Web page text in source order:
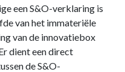
een S&O-verklaring is
van het immateriële
van de innovatiebox
dient een direct
de S&O-